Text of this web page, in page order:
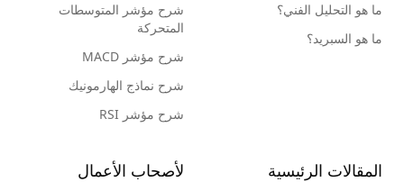
ما هو التحليل الفني؟
ما هو السبريد؟
شرح مؤشر المتوسطات
المتحركة
شرح مؤشر MACD
شرح نماذج الهارمونيك
شرح مؤشر RSI
المقالات الرئيسية لأصحاب الأعمال